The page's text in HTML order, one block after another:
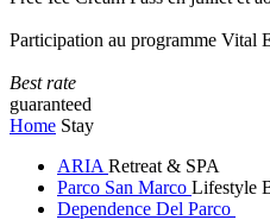
Participation au programme Vital
Best rate
guaranteed
Home Stay
ARIA Retreat & SPA
Parco San Marco Lifestyle
Dependence Del Parco